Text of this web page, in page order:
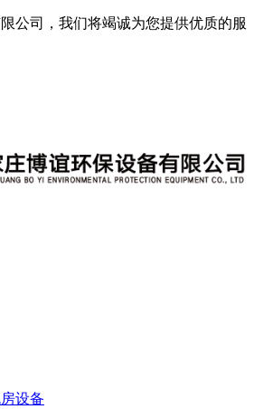
公司，我们将竭诚为您提供优质的服
设备